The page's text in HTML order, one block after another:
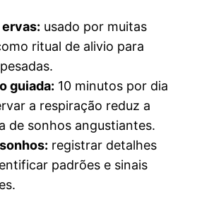
ervas: usado por muitas
ritual de alivio para
guiada: 10 minutos por dia
a respiração reduz a
de sonhos angustiantes.
registrar detalhes
padrões e sinais